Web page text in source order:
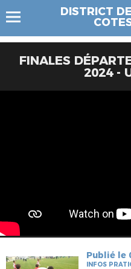
DISTRICT
FINALES
2024 -
Publié le
INFOS